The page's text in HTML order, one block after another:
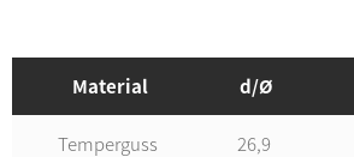
Material d/Ø
Temperguss 26,9